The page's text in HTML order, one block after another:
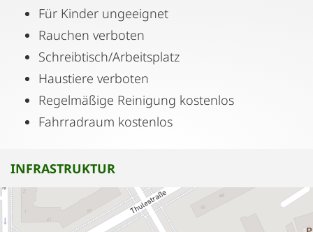
Für Kinder ungeeignet
Rauchen verboten
Schreibtisch/Arbeitsplatz
Haustiere verboten
Regelmäßige Reinigung kostenlos
Fahrradraum kostenlos
INFRASTRUKTUR